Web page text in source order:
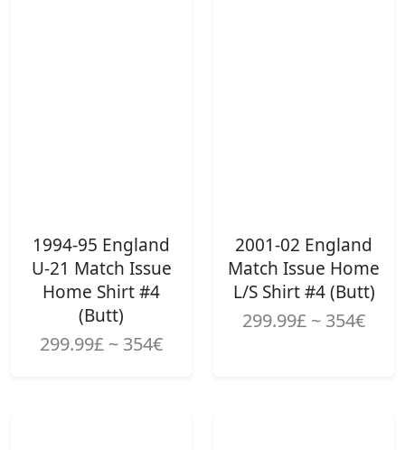
1994-95 England
U-21 Match Issue
Home Shirt #4
(Butt)
299.99£ ~ 354€
2001-02 England
Match Issue Home
L/S Shirt #4 (Butt)
299.99£ ~ 354€